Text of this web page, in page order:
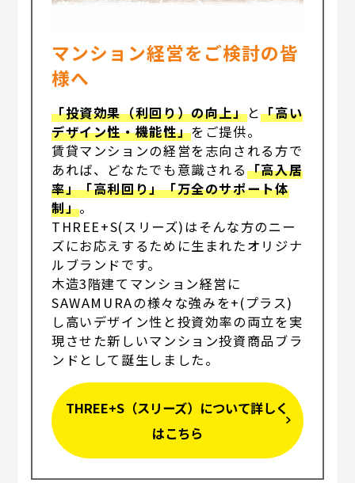
マンション経営をご検討の皆
様へ
「投資効果（利回り）の向上」と「高い
デザイン性・機能性」をご提供。
賃貸マンションの経営を志向される方で
あれば、どなたでも意識される「高入居
率」「高利回り」「万全のサポート体
制」。
THREE+S(スリーズ)はそんな方のニー
ズにお応えするために生まれたオリジナ
ルブランドです。
木造3階建てマンション経営に
SAWAMURAの様々な強みを+(プラス)
し高いデザイン性と投資効率の両立を実
現させた新しいマンション投資商品ブラ
ンドとして誕生しました。
THREE+S（スリーズ）について詳しく
はこちら